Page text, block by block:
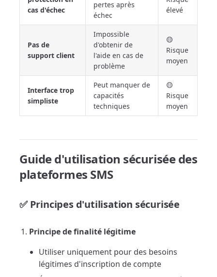
cas d'échec
pertes après
échec
élevé
Pas de
support client
Impossible
d'obtenir de
l'aide en cas de
problème
🟡
Risque
moyen
Interface trop
simpliste
Peut manquer de
capacités
techniques
🟡
Risque
moyen
Guide d'utilisation sécurisée des
plateformes SMS
✅ Principes d'utilisation sécurisée
Principe de finalité légitime
Utiliser uniquement pour des besoins
légitimes d'inscription de compte